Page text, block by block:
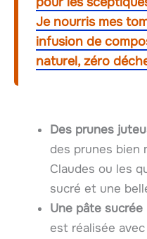
Je nourris mes
infusion de
naturel, zéro
Des prunes
des prunes bien
Claudes ou les
sucré et une
Une pâte sucrée
est réalisée